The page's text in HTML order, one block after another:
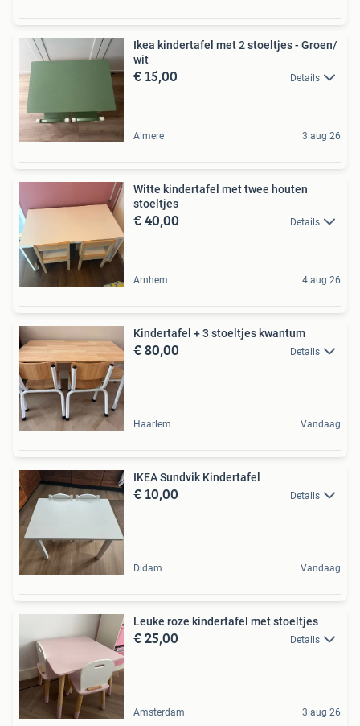
Ikea kindertafel met 2 stoeltjes - Groen/
wit
€ 15,00 Details
Almere 3 aug 26
Witte kindertafel met twee houten
stoeltjes
€ 40,00 Details
Arnhem 4 aug 26
Kindertafel + 3 stoeltjes kwantum
€ 80,00 Details
Haarlem Vandaag
IKEA Sundvik Kindertafel
€ 10,00 Details
Didam Vandaag
Leuke roze kindertafel met stoeltjes
€ 25,00 Details
Amsterdam 3 aug 26